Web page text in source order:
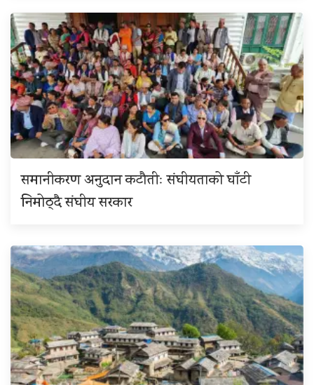
समानीकरण अनुदान कटौतीः संघीयताको घाँटी
निमोठ्दै संघीय सरकार